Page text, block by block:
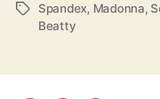
Schlagwörter
Spandex, Madonna,
Beatty